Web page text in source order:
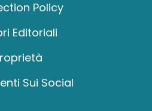
Policy
Editoriali
Sui Social